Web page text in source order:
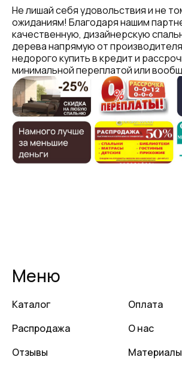
Не лишай себя удовольствия и не
ожиданиям! Благодаря нашим
качественную, дизайнерскую
дерева напрямую от
недорого купить в кредит и
минимальной переплатой или
Меню
Каталог
Распродажа
Отзывы
Оплата
О нас
Материалы